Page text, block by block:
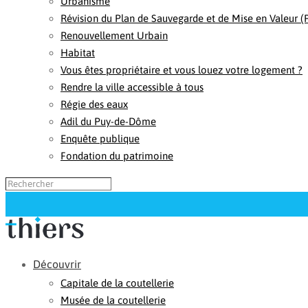
Révision du Plan de Sauvegarde et de Mise en Valeur
Renouvellement Urbain
Habitat
Vous êtes propriétaire et vous louez votre logement ?
Rendre la ville accessible à tous
Régie des eaux
Adil du Puy-de-Dôme
Enquête publique
Fondation du patrimoine
Découvrir
Capitale de la coutellerie
Musée de la coutellerie